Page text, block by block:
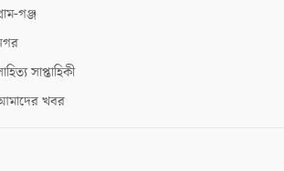
গঞ্জ
সাপ্তাহিকী
খবর